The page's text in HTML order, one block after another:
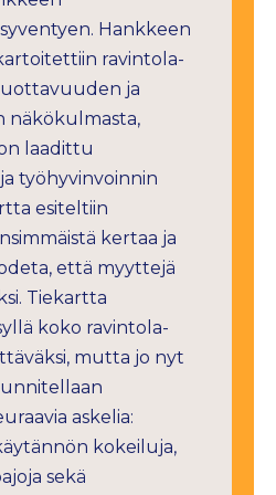
Hankkeen
ravintola-
ja
näkökulmasta,
laadittu
työhyvinvoinnin
esiteltiin
kertaa ja
että myyttejä
Tiekartta
koko ravintola-
mutta jo nyt
askelia:
kokeiluja,
sekä